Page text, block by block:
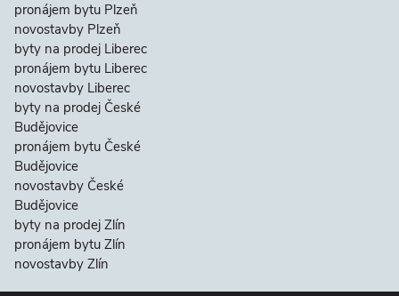
pronájem bytu Plzeň
novostavby Plzeň
byty na prodej Liberec
pronájem bytu Liberec
novostavby Liberec
byty na prodej České
Budějovice
pronájem bytu České
Budějovice
novostavby České
Budějovice
byty na prodej Zlín
pronájem bytu Zlín
novostavby Zlín